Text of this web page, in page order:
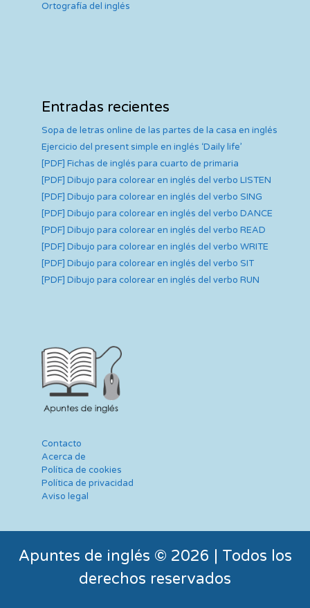
Ortografía del inglés
Entradas recientes
Sopa de letras online de las partes de la casa en inglés
Ejercicio del present simple en inglés ‘Daily life’
[PDF] Fichas de inglés para cuarto de primaria
[PDF] Dibujo para colorear en inglés del verbo LISTEN
[PDF] Dibujo para colorear en inglés del verbo SING
[PDF] Dibujo para colorear en inglés del verbo DANCE
[PDF] Dibujo para colorear en inglés del verbo READ
[PDF] Dibujo para colorear en inglés del verbo WRITE
[PDF] Dibujo para colorear en inglés del verbo SIT
[PDF] Dibujo para colorear en inglés del verbo RUN
Contacto
Acerca de
Política de cookies
Política de privacidad
Aviso legal
Apuntes de inglés © 2026 | Todos los
derechos reservados